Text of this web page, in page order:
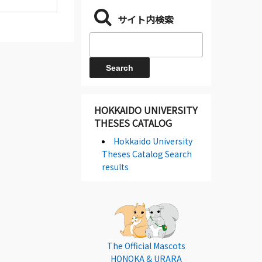
サイト内検索
HOKKAIDO UNIVERSITY
THESES CATALOG
Hokkaido University
Theses Catalog Search
results
The Official Mascots
HONOKA & URARA